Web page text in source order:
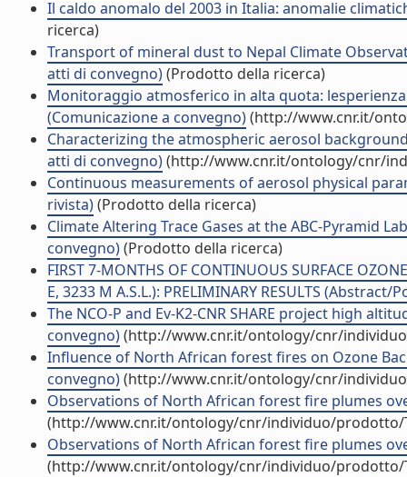
Il caldo anomalo del 2003 in Italia: anomalie
ricerca)
Transport of mineral dust to Nepal Climate
atti di convegno)(Prodotto della ricerca)
Monitoraggio atmosferico in alta quota:
(Comunicazione a convegno)(http://www.cnr.it/
Characterizing the atmospheric aerosol
atti di convegno)(http://www.cnr.it/ontology/cnr/
Continuous measurements of aerosol physical
rivista)(Prodotto della ricerca)
Climate Altering Trace Gases at the ABC-Pyramid
convegno)(Prodotto della ricerca)
FIRST 7-MONTHS OF CONTINUOUS SURFACE
E, 3233 M A.S.L.): PRELIMINARY RESULTS
The NCO-P and Ev-K2-CNR SHARE project high
convegno)(http://www.cnr.it/ontology/cnr/
Influence of North African forest fires on Ozone
convegno)(http://www.cnr.it/ontology/cnr/
Observations of North African forest fire plumes
(http://www.cnr.it/ontology/cnr/individuo/prodotto/
Observations of North African forest fire plumes
(http://www.cnr.it/ontology/cnr/individuo/prodotto/